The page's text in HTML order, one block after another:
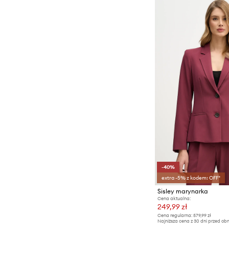
-40%
extra -5% z kodem: OFF*
Sisley marynarka
Cena aktualna:
249,99 zł
Cena regularna: 579,99 zł
Najniższa cena z 30 dni przed